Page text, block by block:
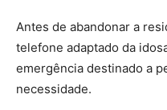
Antes de abandonar a
telefone adaptado da
emergência destinado a
necessidade.